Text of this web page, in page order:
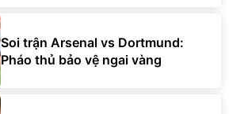
Soi trận Arsenal vs Dortmund:
Pháo thủ bảo vệ ngai vàng